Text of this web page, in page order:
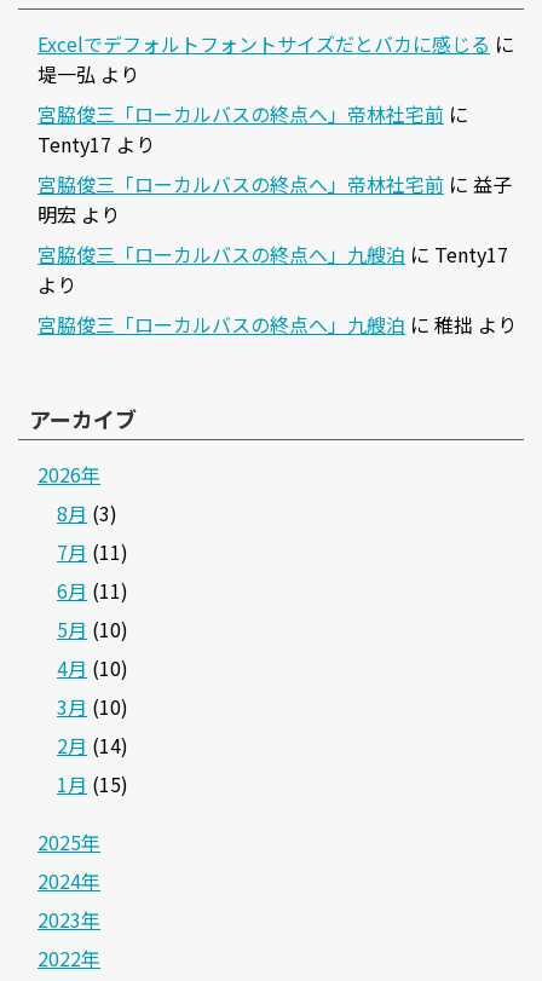
Excelでデフォルトフォントサイズだとバカに感じる に
堤一弘 より
宮脇俊三「ローカルバスの終点へ」帝林社宅前 に
Tenty17 より
宮脇俊三「ローカルバスの終点へ」帝林社宅前 に 益子
明宏 より
宮脇俊三「ローカルバスの終点へ」九艘泊 に Tenty17
より
宮脇俊三「ローカルバスの終点へ」九艘泊 に 稚拙 より
アーカイブ
2026年
8月 (3)
7月 (11)
6月 (11)
5月 (10)
4月 (10)
3月 (10)
2月 (14)
1月 (15)
2025年
2024年
2023年
2022年